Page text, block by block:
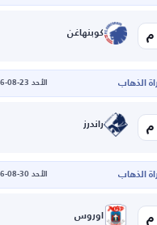
كوبنهاغن
الأحد 23-08-2026
راندرز
الأحد 30-08-2026
اوروس